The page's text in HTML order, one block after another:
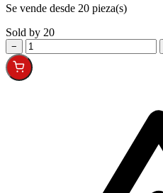
Se vende desde 20 pieza(s)
Sold by 20
−